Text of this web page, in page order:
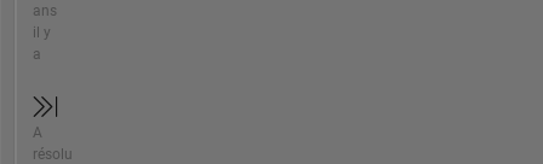
ans
il y
a
A
résolu